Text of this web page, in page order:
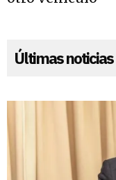
Últimas noticias